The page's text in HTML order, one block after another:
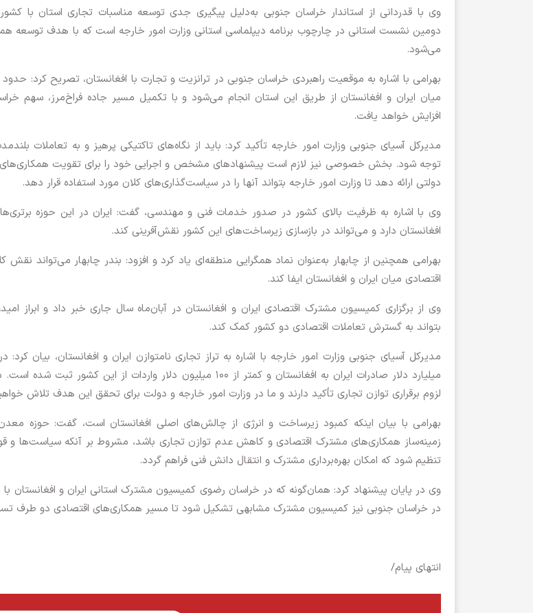
وی با قدردانی از استاندار خراسان جنوبی به‌دلیل پیگیری جدی توسعه مناسبات تجاری استان با
دومین نشست استانی در چارچوب برنامه دیپلماسی استانی وزارت امور خارجه است که با هدف توسعه
می‌شود.
میان ایران و افغانستان از طریق این استان انجام می‌شود و با تکمیل مسیر جاده فراخ‌مرز، سهم
افزایش خواهد یافت.
مدیرکل آسیای جنوبی وزارت امور خارجه تأکید کرد: باید از نگاه‌های تاکتیکی پرهیز و به تعاملات
توجه شود. بخش خصوصی نیز لازم است پیشنهادهای مشخص و اجرایی خود را برای تقویت همکاری‌های
دولتی ارائه دهد تا وزارت امور خارجه بتواند آنها را در سیاست‌گذاری‌های کلان مورد استفاده قرار دهد.
وی با اشاره به ظرفیت بالای کشور در صدور خدمات فنی و مهندسی، گفت: ایران در این حوزه
افغانستان دارد و می‌تواند در بازسازی زیرساخت‌های این کشور نقش‌آفرینی کند.
بهرامی همچنین از چابهار به‌عنوان نماد همگرایی منطقه‌ای یاد کرد و افزود: بندر چابهار می‌تواند نقش
اقتصادی میان ایران و افغانستان ایفا کند.
وی از برگزاری کمیسیون مشترک اقتصادی ایران و افغانستان در آبان‌ماه سال جاری خبر داد و ابراز
بتواند به گسترش تعاملات اقتصادی دو کشور کمک کند.
میلیارد دلار صادرات ایران به افغانستان و کمتر از ۱۰۰ میلیون دلار واردات از این
لزوم برقراری توازن تجاری تأکید دارند و ما در وزارت امور خارجه و دولت برای تحقق این هدف تلاش
بهرامی با بیان اینکه کمبود زیرساخت و انرژی از چالش‌های اصلی افغانستان است، گفت: حوزه
زمینه‌ساز همکاری‌های مشترک اقتصادی و کاهش عدم توازن تجاری باشد، مشروط بر آنکه سیاست‌ها و
تنظیم شود که امکان بهره‌برداری مشترک و انتقال دانش فنی فراهم گردد.
وی در پایان پیشنهاد کرد: همان‌گونه که در خراسان رضوی کمیسیون مشترک استانی ایران و افغانستان
در خراسان جنوبی نیز کمیسیون مشترک مشابهی تشکیل شود تا مسیر همکاری‌های اقتصادی دو طرف
انتهای پیام/